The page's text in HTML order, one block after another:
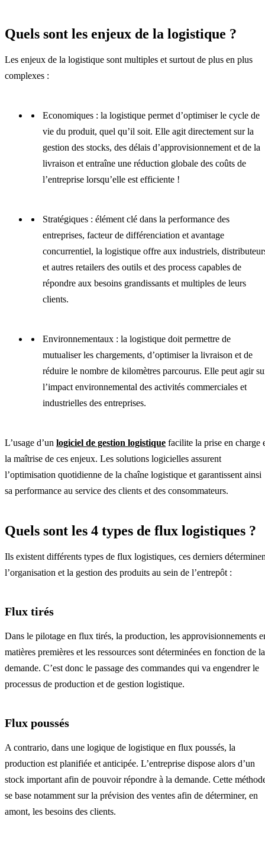
Quels sont les enjeux de la logistique ?
Les enjeux de la logistique sont multiples et surtout de plus en plus
complexes :
Economiques : la logistique permet d’optimiser le cycle de
vie du produit, quel qu’il soit. Elle agit directement sur la
gestion des stocks, des délais d’approvisionnement et de la
livraison et entraîne une réduction globale des coûts de
l’entreprise lorsqu’elle est efficiente !
Stratégiques : élément clé dans la performance des
entreprises, facteur de différenciation et avantage
concurrentiel, la logistique offre aux industriels,
et autres retailers des outils et des process capables de
répondre aux besoins grandissants et multiples de leurs
clients.
Environnementaux : la logistique doit permettre de
mutualiser les chargements, d’optimiser la livraison et de
réduire le nombre de kilomètres parcourus. Elle peut agir
l’impact environnemental des activités commerciales et
industrielles des entreprises.
L’usage d’un logiciel de gestion logistique facilite la prise en charge
la maîtrise de ces enjeux. Les solutions logicielles assurent
l’optimisation quotidienne de la chaîne logistique et garantissent ainsi
sa performance au service des clients et des consommateurs.
Quels sont les 4 types de flux logistiques ?
Ils existent différents types de flux logistiques, ces derniers
l’organisation et la gestion des produits au sein de l’entrepôt :
Flux tirés
Dans le pilotage en flux tirés, la production, les approvisionnements
matières premières et les ressources sont déterminées en fonction de la
demande. C’est donc le passage des commandes qui va engendrer le
processus de production et de gestion logistique.
Flux poussés
A contrario, dans une logique de logistique en flux poussés, la
production est planifiée et anticipée. L’entreprise dispose alors d’un
stock important afin de pouvoir répondre à la demande. Cette
se base notamment sur la prévision des ventes afin de déterminer, en
amont, les besoins des clients.